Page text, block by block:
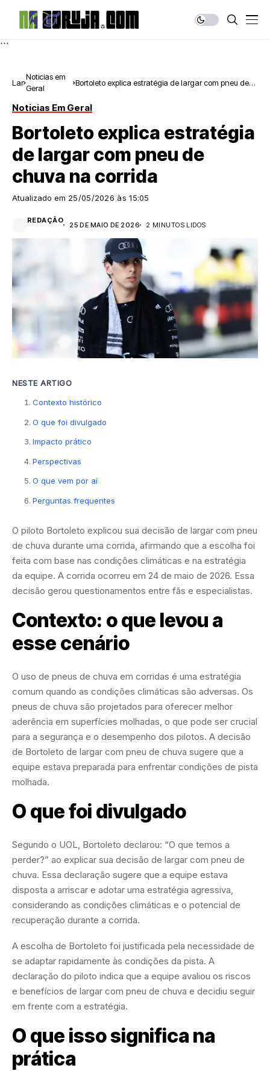
```
Lar
Noticias em
Geral
Bortoleto explica estratégia de largar com pneu de
Noticias Em Geral
Bortoleto explica estratégia
de largar com pneu de
chuva na corrida
Atualizado em 25/05/2026 às 15:05
REDAÇÃO
25 DE MAIO DE 2026 2 MINUTOS LIDOS
NESTE ARTIGO
Contexto histórico
O que foi divulgado
Impacto prático
Perspectivas
O que vem por aí
Perguntas frequentes
O piloto Bortoleto explicou sua decisão de largar com pneu
de chuva durante uma corrida, afirmando que a escolha foi
feita com base nas condições climáticas e na estratégia
da equipe. A corrida ocorreu em 24 de maio de 2026. Essa
decisão gerou questionamentos entre fãs e especialistas.
Contexto: o que levou a
esse cenário
O uso de pneus de chuva em corridas é uma estratégia
comum quando as condições climáticas são adversas. Os
pneus de chuva são projetados para oferecer melhor
aderência em superfícies molhadas, o que pode ser crucial
para a segurança e o desempenho dos pilotos. A decisão
de Bortoleto de largar com pneu de chuva sugere que a
equipe estava preparada para enfrentar condições de pista
molhada.
O que foi divulgado
Segundo o UOL, Bortoleto declarou: “O que temos a
perder?” ao explicar sua decisão de largar com pneu de
chuva. Essa declaração sugere que a equipe estava
disposta a arriscar e adotar uma estratégia agressiva,
considerando as condições climáticas e o potencial de
recuperação durante a corrida.
A escolha de Bortoleto foi justificada pela necessidade de
se adaptar rapidamente às condições da pista. A
declaração do piloto indica que a equipe avaliou os riscos
e benefícios de largar com pneu de chuva e decidiu seguir
em frente com a estratégia.
O que isso significa na
prática